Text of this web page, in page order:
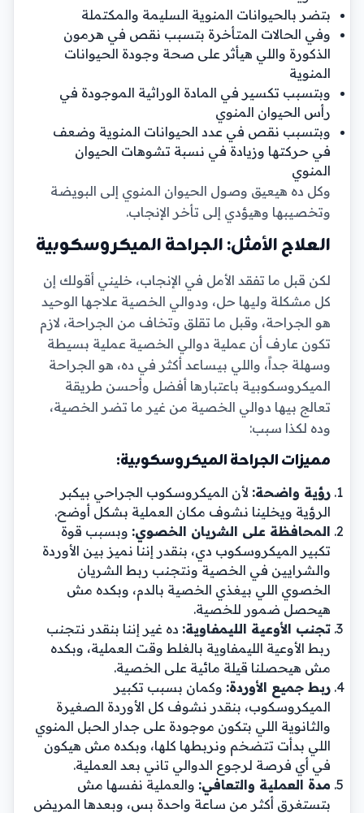
بتضر بالحيوانات المنوية السليمة والمكتملة
وفي الحالات المتأخرة بتسبب نقص في هرمون
الذكورة واللي هيأثر على صحة وجودة الحيوانات
المنوية
وبتسبب تكسير في المادة الوراثية الموجودة في
رأس الحيوان المنوي
وبتسبب نقص في عدد الحيوانات المنوية وضعف
في حركتها وزيادة في نسبة تشوهات الحيوان
المنوي
وكل ده هيعيق وصول الحيوان المنوي إلى البويضة
وتخصيبها وهيؤدي إلى تأخر الإنجاب.
العلاج الأمثل: الجراحة الميكروسكوبية
لكن قبل ما تفقد الأمل في الإنجاب، خليني أقولك إن
كل مشكلة وليها حل، ودوالي الخصية علاجها الوحيد
هو الجراحة، وقبل ما تقلق وتخاف من الجراحة، لازم
تكون عارف أن عملية دوالي الخصية عملية بسيطة
وسهلة جداً، واللي بيساعد أكثر في ده، هو الجراحة
الميكروسكوبية باعتبارها أفضل وأحسن طريقة
تعالج بيها دوالي الخصية من غير ما تضر الخصية،
وده لكذا سبب:
مميزات الجراحة الميكروسكوبية:
رؤية واضحة: لأن الميكروسكوب الجراحي بيكبر
الرؤية ويخلينا نشوف مكان العملية بشكل أوضح.
المحافظة على الشريان الخصوي: وبسبب قوة
تكبير الميكروسكوب دي، بنقدر إننا نميز بين الأوردة
والشرايين في الخصية ونتجنب ربط الشريان
الخصوي اللي بيغذي الخصية بالدم، وبكده مش
هيحصل ضمور للخصية.
تجنب الأوعية الليمفاوية: ده غير إننا بنقدر نتجنب
ربط الأوعية الليمفاوية بالغلط وقت العملية، وبكده
مش هيحصلنا قيلة مائية على الخصية.
ربط جميع الأوردة: وكمان بسبب تكبير
الميكروسكوب، بنقدر نشوف كل الأوردة الصغيرة
والثانوية اللي بتكون موجودة على جدار الحبل المنوي
اللي بدأت تتضخم ونربطها كلها، وبكده مش هيكون
في أي فرصة لرجوع الدوالي تاني بعد العملية.
مدة العملية والتعافي: والعملية نفسها مش
بتستغرق أكثر من ساعة واحدة بس، وبعدها المريض